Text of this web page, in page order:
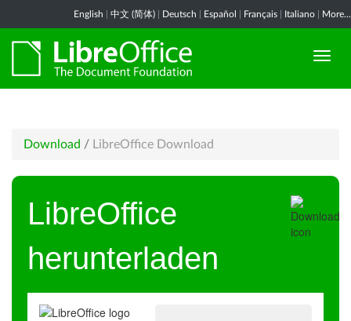
English 中文 (简体) Deutsch Español Français Italiano More...
Download / LibreOffice Download
LibreOffice
herunterladen